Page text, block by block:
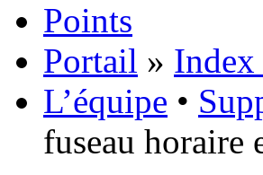
Points
Portail »
L’équipe •
fuseau horaire